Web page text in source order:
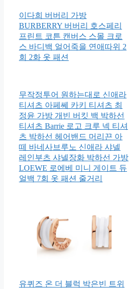
이다희 버버리 가방
BURBERRY 버버리 호스페리
프린트 코튼 캔버스 스몰 크로
스 바디백 얼어죽을 연애따위 2
회 2화 옷 패션
무작정투어 원하는대로 신애라
티셔츠 아페쎄 카키 티셔츠 최
정윤 가방 개빈 버킷 백 박하선
티셔츠 Barrie 로고 크루 넥 티셔
츠 박하선 헤어밴드 머리끈 아
떼 바네사브루노 신애라 샤넬
레인부츠 샤넬장화 박하선 가방
LOEWE 로에베 미니 게이트 듀
얼백 7회 옷 패션 줄거리
유퀴즈 온 더 블럭 박은빈 트위